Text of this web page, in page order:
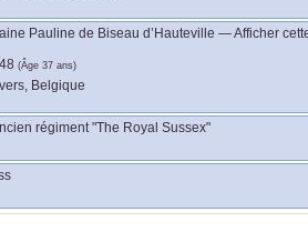
Pauline de Biseau d’Hauteville —Afficher
(Âge 37 ans)
Belgique
régiment "The Royal Sussex"